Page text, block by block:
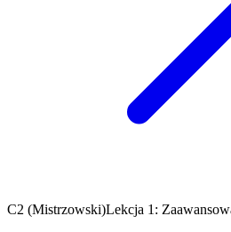
C2 (Mistrzowski)Lekcja 1: